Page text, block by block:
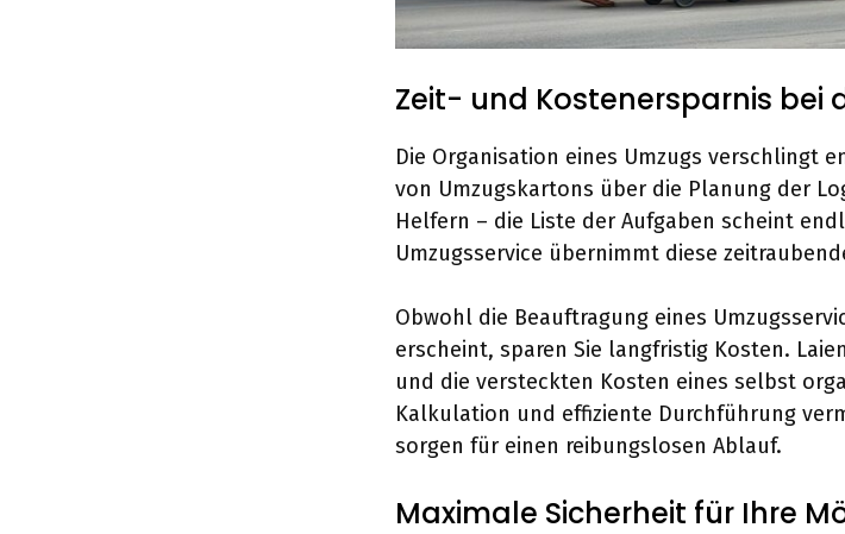
Zeit- und Kostenersparnis bei
Die Organisation eines Umzugs verschlingt
von Umzugskartons über die Planung der
Helfern – die Liste der Aufgaben scheint
Umzugsservice übernimmt diese
Obwohl die Beauftragung eines
erscheint, sparen Sie langfristig Kosten.
und die versteckten Kosten eines selbst
Kalkulation und effiziente Durchführung
sorgen für einen reibungslosen Ablauf.
Maximale Sicherheit für Ihre